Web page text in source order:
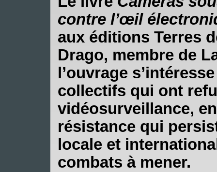
contre l’œil
aux éditions Terres
Drago, membre de
l’ouvrage
collectifs qui ont
vidéosurveillance,
résistance qui
locale et
combats à mener.